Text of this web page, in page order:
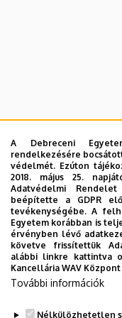
A Debreceni
rendelkezésére
védelmét. Ezúton
2018. május 25.
Adatvédelmi
beépítette a GDPR
tevékenységébe. A
Egyetem korábban is
érvényben lévő
követve frissítettük
alábbi linkre kattintva
Kancellária WAV Központ
További információk
Nélkülözhetetlen